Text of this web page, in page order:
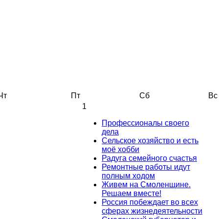
Пт Сб
Вс
1
Профессионалы своего
дела
Сельское хозяйство и есть
моё хобби
Радуга семейного счастья
Ремонтные работы идут
полным ходом
Живем на Смоленщине.
Решаем вместе!
Россия побеждает во всех
сферах жизнедеятельности